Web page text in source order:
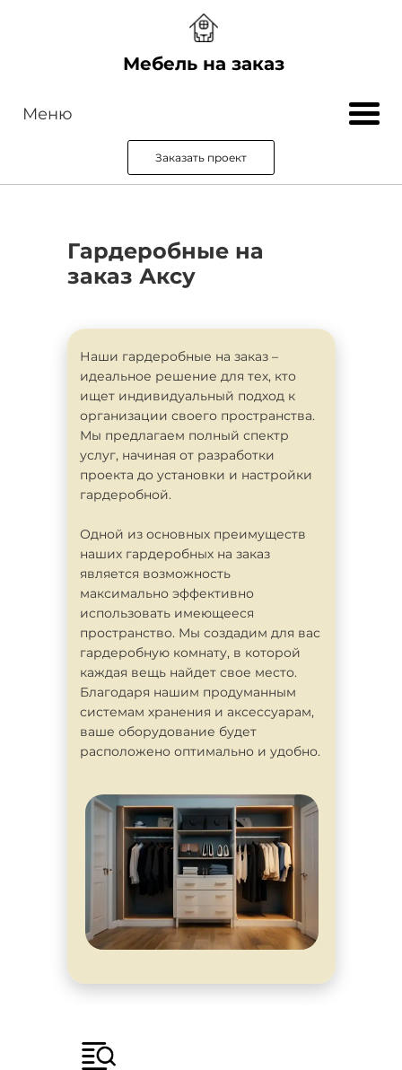
Мебель на заказ
Меню
Заказать проект
Гардеробные на
заказ Аксу
Наши гардеробные на заказ –
идеальное решение для тех, кто
ищет индивидуальный подход к
организации своего пространства.
Мы предлагаем полный спектр
услуг, начиная от разработки
проекта до установки и настройки
гардеробной.
Одной из основных преимуществ
наших гардеробных на заказ
является возможность
максимально эффективно
использовать имеющееся
пространство. Мы создадим для вас
гардеробную комнату, в которой
каждая вещь найдет свое место.
Благодаря нашим продуманным
системам хранения и аксессуарам,
ваше оборудование будет
расположено оптимально и удобно.